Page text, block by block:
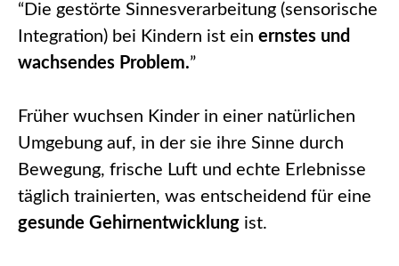
“Die gestörte Sinnesverarbeitung (sensorische
Integration) bei Kindern ist ein ernstes und
wachsendes Problem.”
Früher wuchsen Kinder in einer natürlichen
Umgebung auf, in der sie ihre Sinne durch
Bewegung, frische Luft und echte Erlebnisse
täglich trainierten, was entscheidend für eine
gesunde Gehirnentwicklung ist.